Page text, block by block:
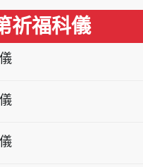
祈福科儀